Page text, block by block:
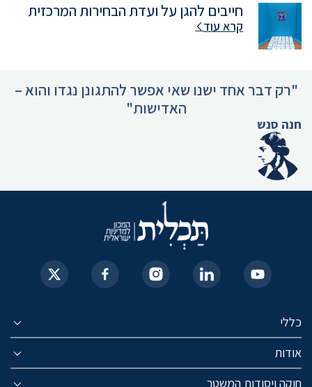
חייבים להגן על ועדת הבחירות המרכזית
קרא עוד
"רק דבר אחד ישנו שאי אפשר להתגונן נגדו והוא –
האדישות"
חנה סנש
כללי
אודות
חוקה ויסודות המשטר